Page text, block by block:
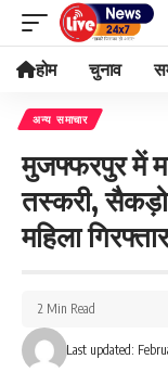
होम चुनाव
अन्य समाचार
मुजफ्फरपुर में
तस्करी,
महिला
Last updated:
2 Min Read